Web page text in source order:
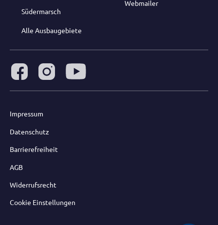
Südermarsch
Alle Ausbaugebiete
Webmailer
Impressum
Datenschutz
Barrierefreiheit
AGB
Widerrufsrecht
Cookie Einstellungen